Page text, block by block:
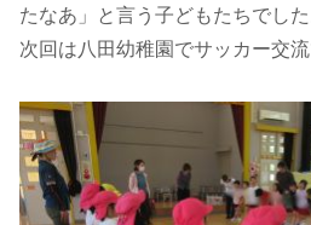
たなあ」と言う子どもたちでした
次回は八田幼稚園でサッカー交